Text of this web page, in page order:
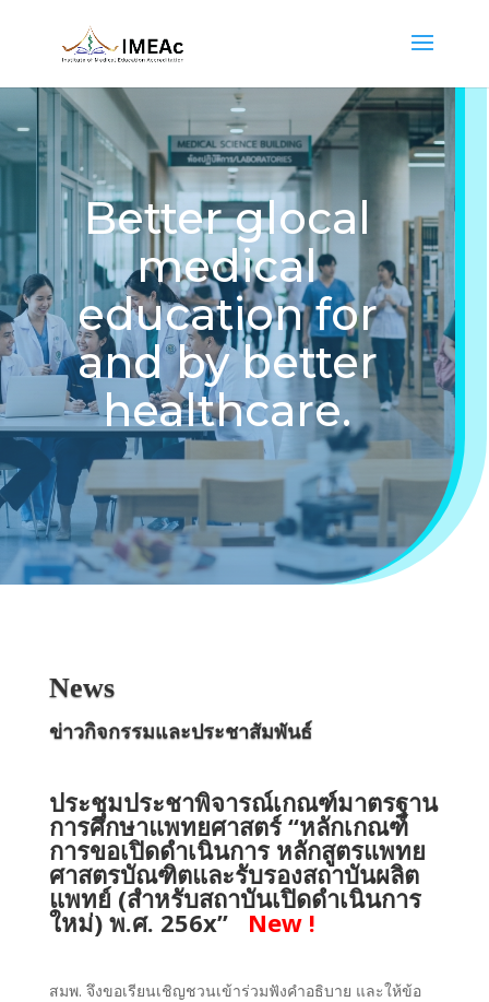
Better glocal
medical
education for
and by better
healthcare.
News
ข่าวกิจกรรมและประชาสัมพันธ์
ประชุมประชาพิจารณ์เกณฑ์มาตรฐาน
การศึกษาแพทยศาสตร์ “หลักเกณฑ์
การขอเปิดดำเนินการ หลักสูตรแพทย
ศาสตรบัณฑิตและรับรองสถาบันผลิต
แพทย์ (สำหรับสถาบันเปิดดำเนินการ
ใหม่) พ.ศ. 256x” New !
สมพ. จึงขอเรียนเชิญชวนเข้าร่วมฟังคำอธิบาย และให้ข้อ